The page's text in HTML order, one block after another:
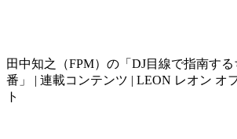
田中知之（FPM）の「DJ目線で指南す
番」 | 連載コンテンツ | LEON レオン オ
ト